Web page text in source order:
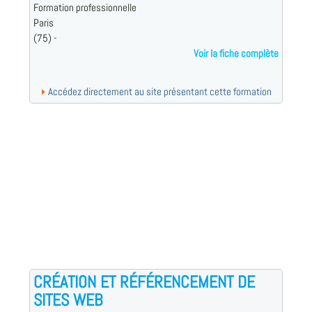
Formation professionnelle
Paris
(75) -
Voir la fiche complète
Accédez directement au site présentant cette formation
CRÉATION ET RÉFÉRENCEMENT DE
SITES WEB